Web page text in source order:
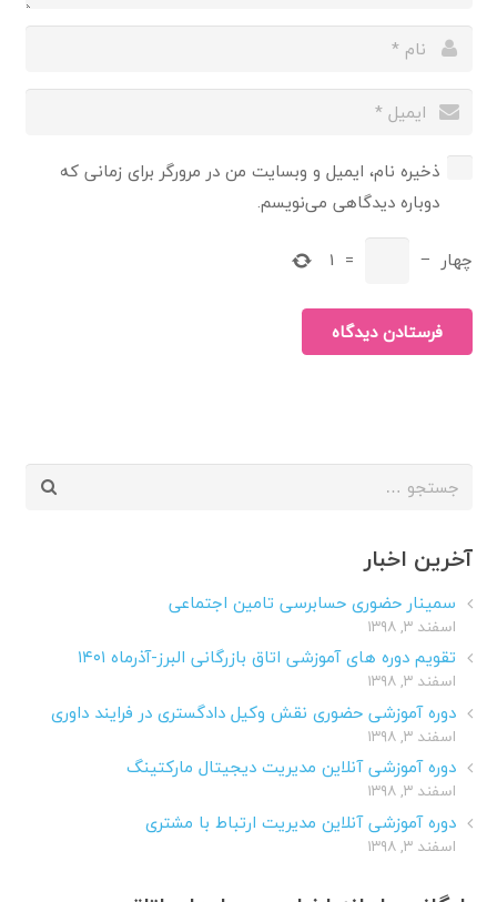
ذخیره نام، ایمیل و وبسایت من در مرورگر برای زمانی که
دوباره دیدگاهی می‌نویسم.
چهار −
=
1
فرستادن دیدگاه
جستجو
آخرین اخبار
سمینار حضوری حسابرسی تامین اجتماعی
اسفند ۳, ۱۳۹۸
تقویم دوره های آموزشی اتاق بازرگانی البرز-آذرماه ۱۴۰۱
اسفند ۳, ۱۳۹۸
دوره آموزشی حضوری نقش وکیل دادگستری در فرایند داوری
اسفند ۳, ۱۳۹۸
دوره آموزشی آنلاین مدیریت دیجیتال مارکتینگ
اسفند ۳, ۱۳۹۸
دوره آموزشی آنلاین مدیریت ارتباط با مشتری
اسفند ۳, ۱۳۹۸